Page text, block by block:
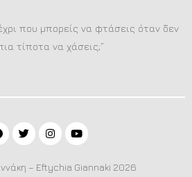
που μπορείς να φτάσεις όταν δεν
τίποτα να χάσεις;”
– Eftychia Giannaki 2026